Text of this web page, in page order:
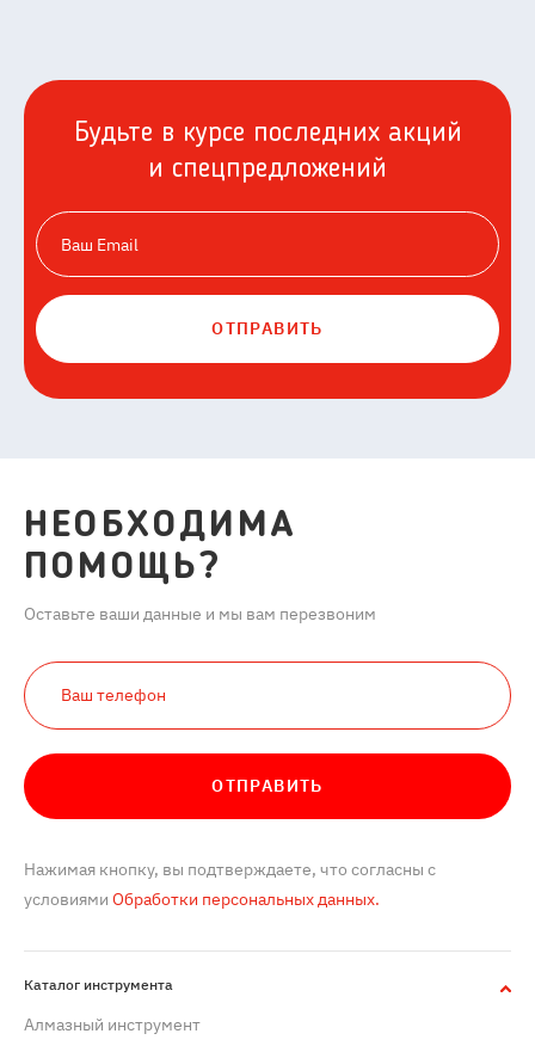
Будьте в курсе последних акций
и спецпредложений
ОТПРАВИТЬ
НЕОБХОДИМА
ПОМОЩЬ?
Оставьте ваши данные и мы вам перезвоним
ОТПРАВИТЬ
Нажимая кнопку, вы подтверждаете, что согласны с
условиями Обработки персональных данных.
Каталог инструмента
Алмазный инструмент